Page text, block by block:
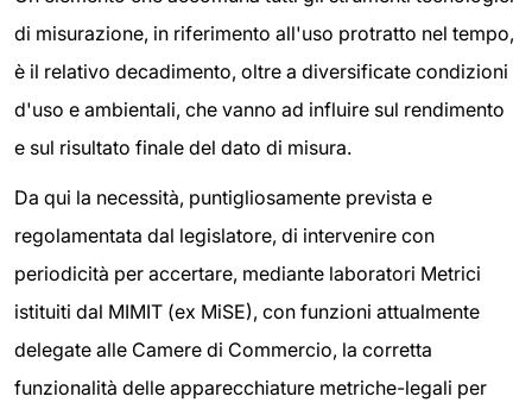
di misurazione, in riferimento all'uso protratto nel tempo,
è il relativo decadimento, oltre a diversificate condizioni
d'uso e ambientali, che vanno ad influire sul rendimento
e sul risultato finale del dato di misura.
Da qui la necessità, puntigliosamente prevista e
regolamentata dal legislatore, di intervenire con
periodicità per accertare, mediante laboratori Metrici
istituiti dal MIMIT (ex MiSE), con funzioni attualmente
delegate alle Camere di Commercio, la corretta
funzionalità delle apparecchiature metriche-legali per